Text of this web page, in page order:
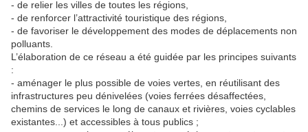
- de relier les villes de toutes les régions,
- de renforcer l’attractivité touristique des régions,
- de favoriser le développement des modes de déplacements non
polluants.
L’élaboration de ce réseau a été guidée par les principes suivants
:
- aménager le plus possible de voies vertes, en réutilisant des
infrastructures peu dénivelées (voies ferrées désaffectées,
chemins de services le long de canaux et rivières, voies cyclables
existantes...) et accessibles à tous publics ;